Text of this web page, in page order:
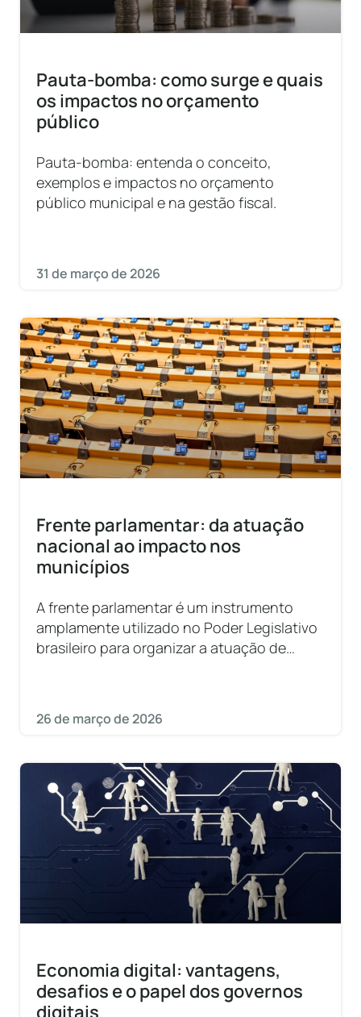
Pauta-bomba: como surge e quais
os impactos no orçamento
público
Pauta-bomba: entenda o conceito,
exemplos e impactos no orçamento
público municipal e na gestão fiscal.
31 de março de 2026
Frente parlamentar: da atuação
nacional ao impacto nos
municípios
A frente parlamentar é um instrumento
amplamente utilizado no Poder Legislativo
brasileiro para organizar a atuação de
26 de março de 2026
Economia digital: vantagens,
desafios e o papel dos governos
digitais